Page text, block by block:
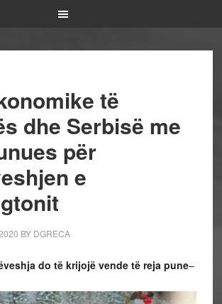
të
dhe Serbisë me
për
e
BY DGRECA
do të krijojë vende të reja pune–